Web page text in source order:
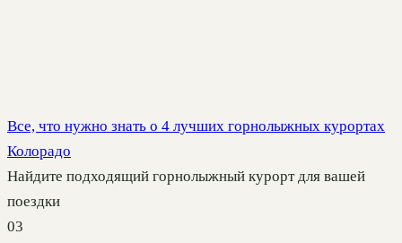
Все, что нужно знать о 4 лучших горнолыжных курортах
Колорадо
Найдите подходящий горнолыжный курорт для вашей
поездки
03